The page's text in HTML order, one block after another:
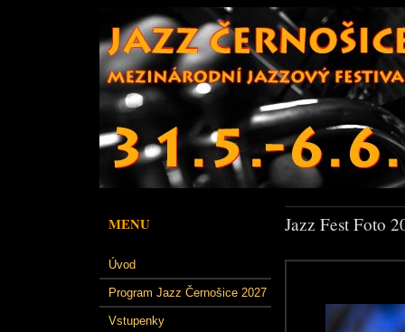
MENU
Úvod
Program Jazz Černošice 2027
Vstupenky
Jazz Fest Foto